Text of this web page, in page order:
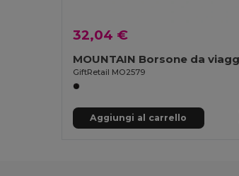
32,04 €
GiftRetail MO2579
Aggiungi al carrello